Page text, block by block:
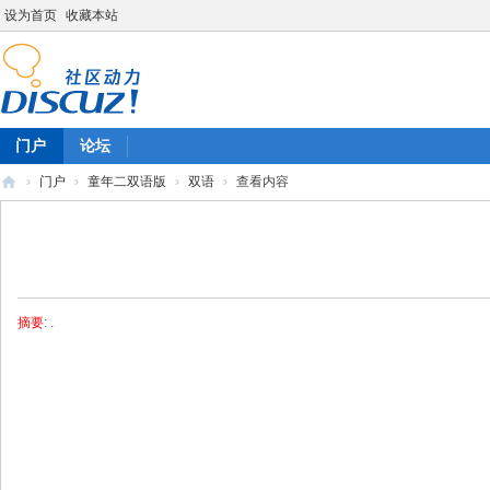
设为首页 收藏本站
门户 论坛
› 门户 › 童年二双语版 › 双语 › 查看内容
摘要: .